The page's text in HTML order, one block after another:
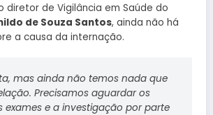
diretor de Vigilância em Saúde do
de Souza Santos, ainda não há
a causa da internação.
mas ainda não temos nada que
Precisamos aguardar os
exames e a investigação por parte